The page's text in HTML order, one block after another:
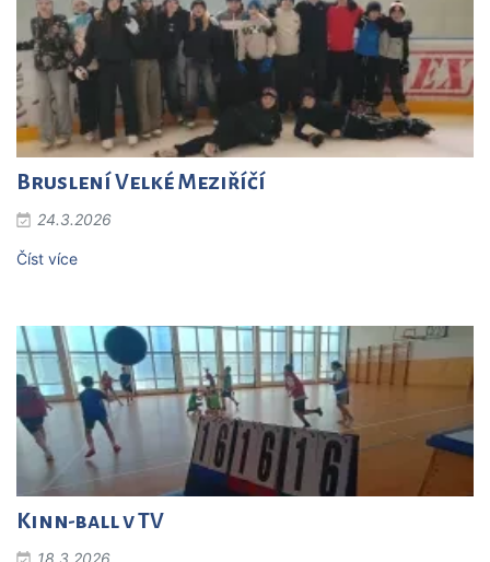
Bruslení Velké Meziříčí
24.3.2026
Číst více
Kinn-ball v TV